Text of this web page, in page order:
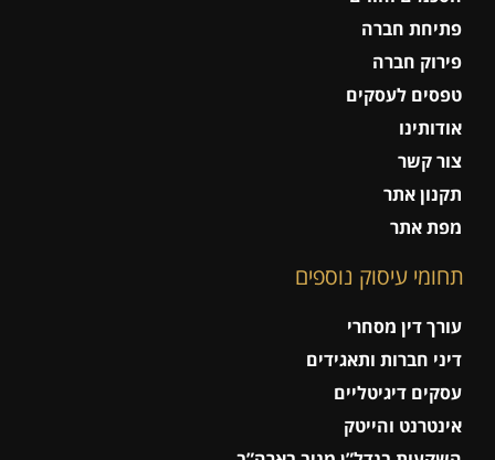
פתיחת חברה
פירוק חברה
טפסים לעסקים
אודותינו
צור קשר
תקנון אתר
מפת אתר
תחומי עיסוק נוספים
עורך דין מסחרי
דיני חברות ותאגידים
עסקים דיגיטליים
אינטרנט והייטק